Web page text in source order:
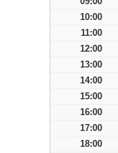
10:00
11:00
12:00
13:00
14:00
15:00
16:00
17:00
18:00